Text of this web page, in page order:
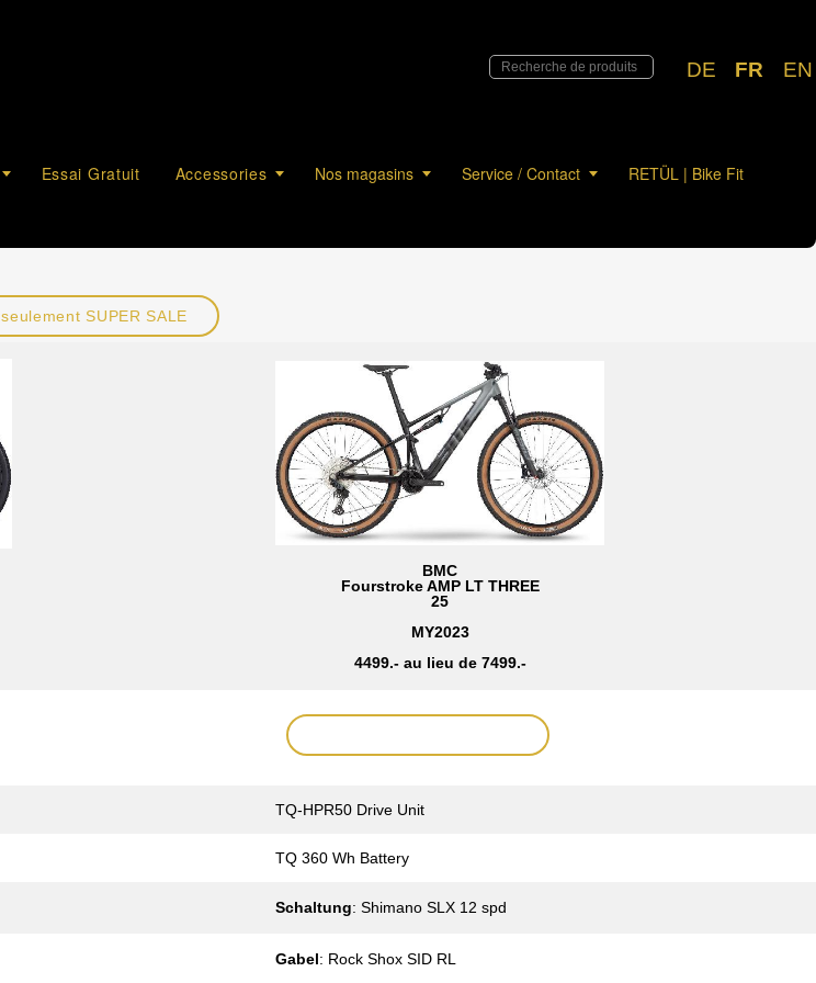
DE FR EN
Essai Gratuit Accessories Nos magasins Service / Contact RETÜL | Bike Fit
seulement SUPER SALE
BMC
Fourstroke AMP LT THREE
25
MY2023
4499.- au lieu de 7499.-
TQ-HPR50 Drive Unit
TQ 360 Wh Battery
Schaltung: Shimano SLX 12 spd
Gabel: Rock Shox SID RL